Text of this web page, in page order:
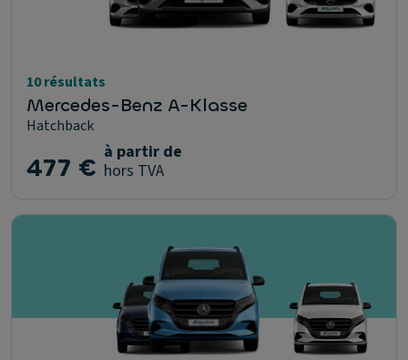
10 résultats
Mercedes-Benz A-Klasse
Hatchback
477 € à partir de
hors TVA